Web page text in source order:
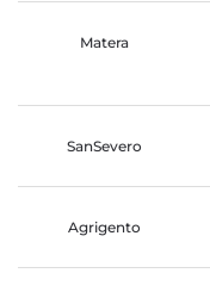
Matera
SanSevero
Agrigento